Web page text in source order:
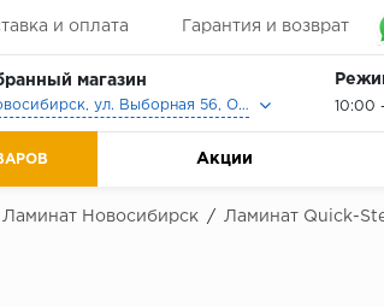
и оплата Гарантия и возврат
магазин
г. Новосибирск, ул. Выборная 56, Офис, Выставочный зал 10:00
Акции
Ламинат Новосибирск / Ламинат Quick-